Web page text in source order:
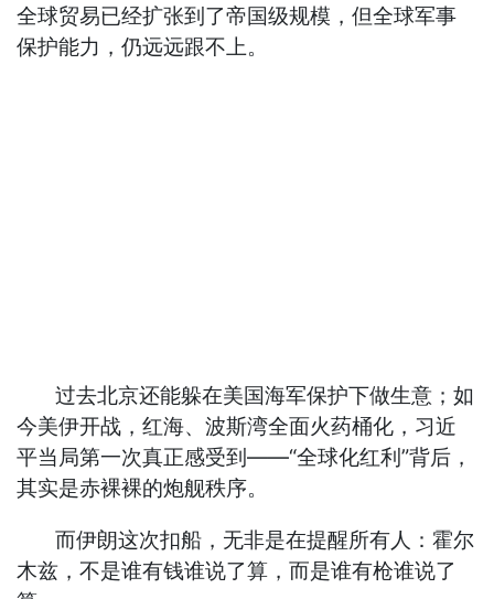
全球贸易已经扩张到了帝国级规模，但全球军事
保护能力，仍远远跟不上。
过去北京还能躲在美国海军保护下做生意；如
今美伊开战，红海、波斯湾全面火药桶化，习近
平当局第一次真正感受到——“全球化红利”背后，
其实是赤裸裸的炮舰秩序。
而伊朗这次扣船，无非是在提醒所有人：霍尔
木兹，不是谁有钱谁说了算，而是谁有枪谁说了